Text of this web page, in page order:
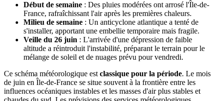
Début de semaine : Des pluies modérées ont arrosé l'Île-de-
France, rafraîchissant l'air après les premières chaleurs.
Milieu de semaine : Un anticyclone atlantique a tenté de
s'installer, apportant une embellie temporaire mais fragile.
Veille du 26 juin : L'arrivée d'une dépression de faible
altitude a réintroduit l'instabilité, préparant le terrain pour le
mélange de soleil et de nuages prévu pour vendredi.
Ce schéma météorologique est classique pour la période. Le mois
de juin en Île-de-France se situe souvent à la frontière entre les
influences océaniques instables et les masses d'air plus stables et